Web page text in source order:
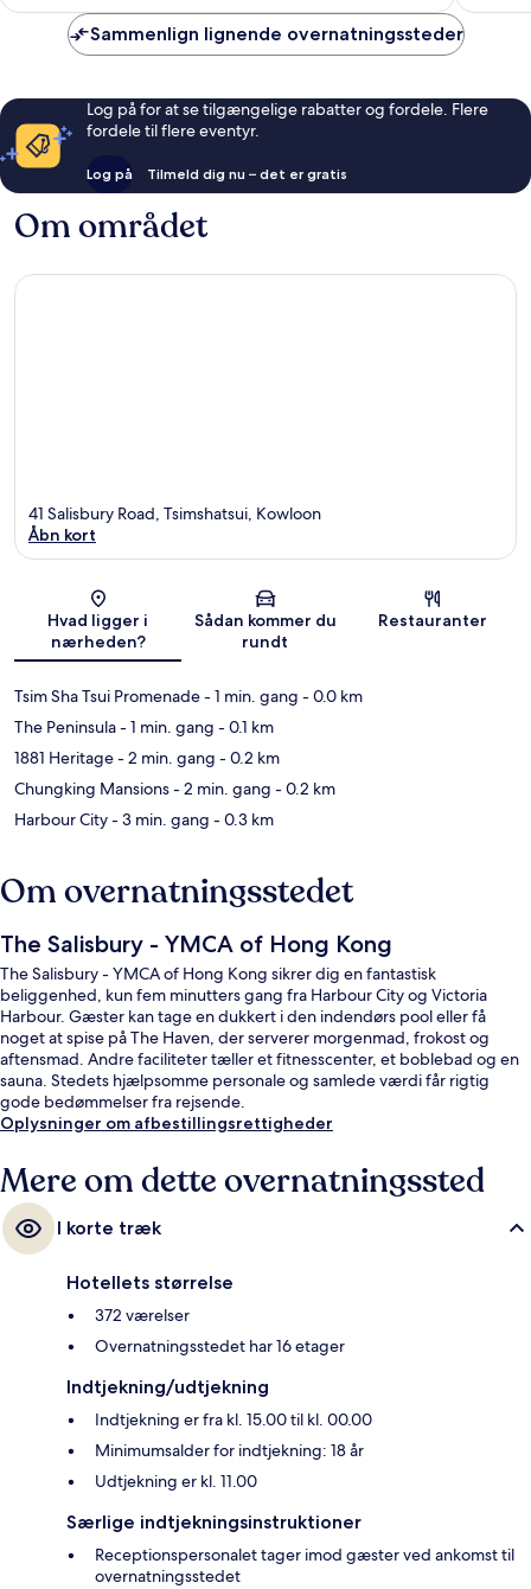
anmeldelser
Sammenlign lignende overnatningssteder
Log på for at se tilgængelige rabatter og fordele. Flere
fordele til flere eventyr.
Log på Tilmeld dig nu – det er gratis
Om området
Kort
41 Salisbury Road, Tsimshatsui, Kowloon
Åbn kort
Hvad ligger i
nærheden?
Sådan kommer du
rundt
Restauranter
Tsim Sha Tsui Promenade- 1 min. gang - 0.0 km
The Peninsula- 1 min. gang - 0.1 km
1881 Heritage- 2 min. gang - 0.2 km
Chungking Mansions- 2 min. gang - 0.2 km
Harbour City- 3 min. gang - 0.3 km
Om overnatningsstedet
The Salisbury - YMCA of Hong Kong
The Salisbury - YMCA of Hong Kong sikrer dig en fantastisk
beliggenhed, kun fem minutters gang fra Harbour City og Victoria
Harbour. Gæster kan tage en dukkert i den indendørs pool eller få
noget at spise på The Haven, der serverer morgenmad, frokost og
aftensmad. Andre faciliteter tæller et fitnesscenter, et boblebad og en
sauna. Stedets hjælpsomme personale og samlede værdi får rigtig
gode bedømmelser fra rejsende.
Oplysninger om afbestillingsrettigheder
Mere om dette overnatningssted
I korte træk
Hotellets størrelse
372 værelser
Overnatningsstedet har 16 etager
Indtjekning/udtjekning
Indtjekning er fra kl. 15.00 til kl. 00.00
Minimumsalder for indtjekning: 18 år
Udtjekning er kl. 11.00
Særlige indtjekningsinstruktioner
Receptionspersonalet tager imod gæster ved ankomst til
overnatningsstedet